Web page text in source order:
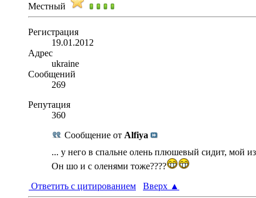
Местный
Регистрация
19.01.2012
Адрес
ukraine
Сообщений
269
Репутация
360
Сообщение от Alfiya
... у него в спальне олень плюшевый сидит, мой
Он шо и с оленями тоже????
Ответить с цитированием
Вверх ▲